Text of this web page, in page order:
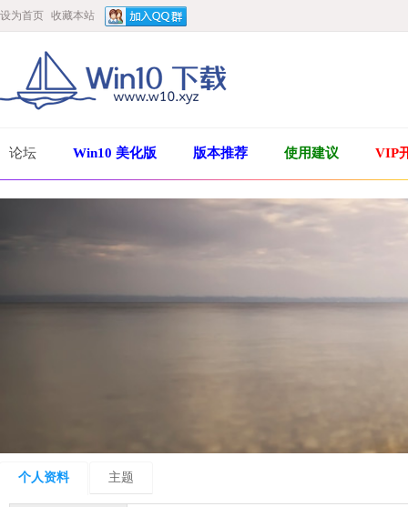
设为首页 收藏本站
论坛 Win10 美化版 版本推荐 使用建议 VIP
个人资料 主题